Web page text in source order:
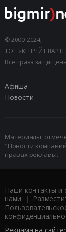
© 2000-2024,
ТОВ «КЕПРЕЙТ
Все права
Афиша
Новости
Материалы,
"Новости
правах рекламы.
Наши контакты и
нами |
Реклама на сайте: